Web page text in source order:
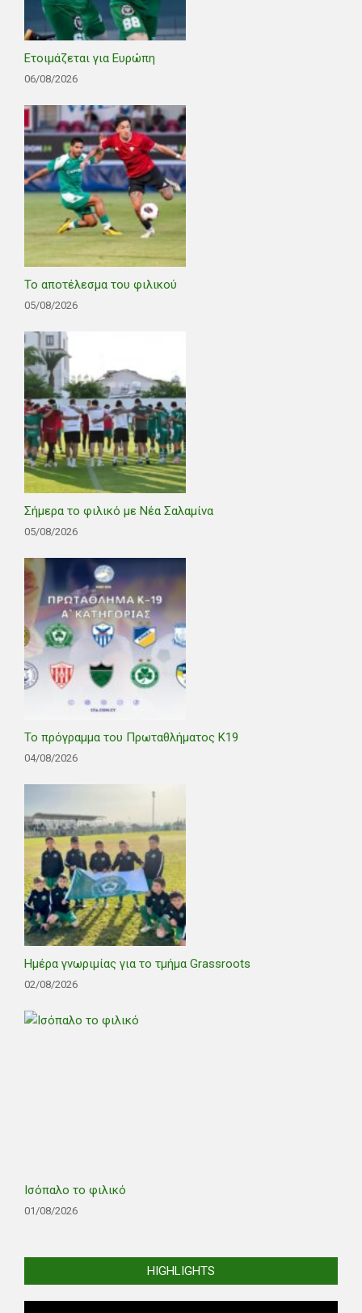
Ετοιμάζεται για Ευρώπη
06/08/2026
Το αποτέλεσμα του φιλικού
05/08/2026
Σήμερα το φιλικό με Νέα Σαλαμίνα
05/08/2026
Το πρόγραμμα του Πρωταθλήματος Κ19
04/08/2026
Ημέρα γνωριμίας για το τμήμα Grassroots
02/08/2026
Ισόπαλο το φιλικό
01/08/2026
HIGHLIGHTS